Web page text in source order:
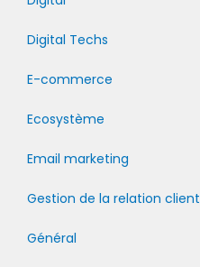
Digital Techs
E-commerce
Ecosystème
Email marketing
Gestion de la relation client
Général